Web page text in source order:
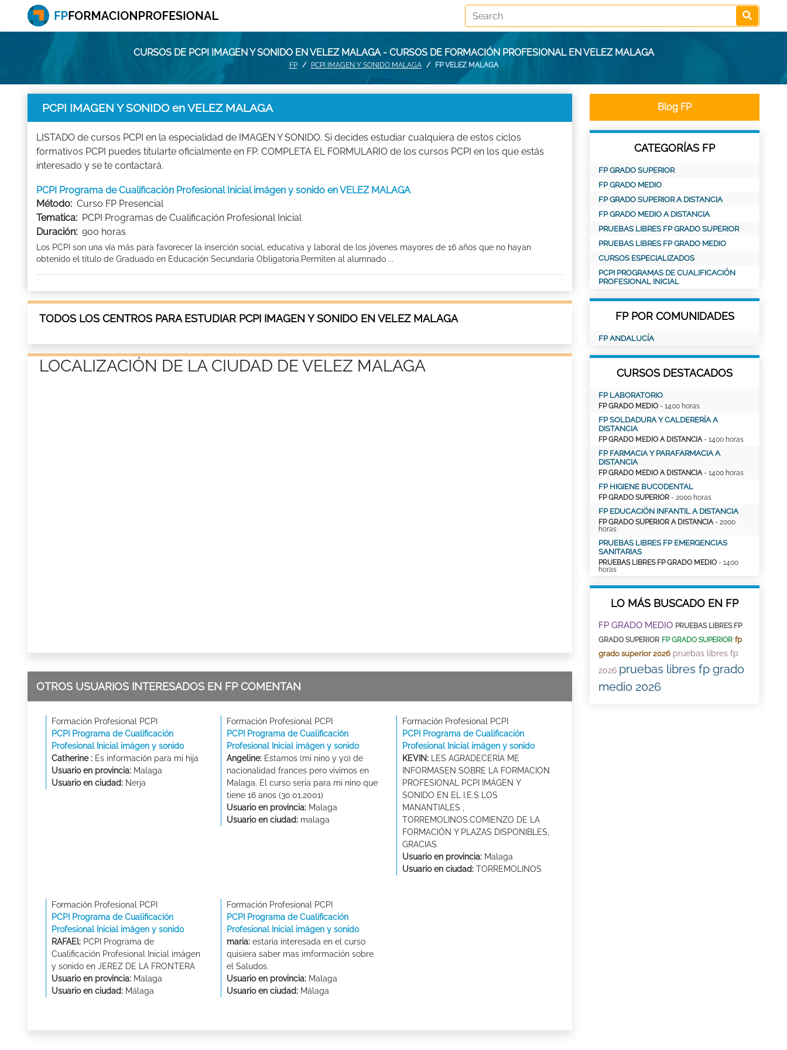
CURSOS DE PCPI IMAGEN Y SONIDO EN VELEZ MALAGA - CURSOS DE FORMACIÓN PROFESIONAL EN VELEZ MALAGA
FP PCPI IMAGEN Y SONIDO MALAGA FP VELEZ MALAGA
PCPI IMAGEN Y SONIDO en VELEZ MALAGA
LISTADO de cursos PCPI en la especialidad de IMAGEN Y SONIDO. Si decides estudiar cualquiera de estos ciclos
formativos PCPI puedes titularte oficialmente en FP. COMPLETA EL FORMULARIO de los cursos PCPI en los que estás
interesado y se te contactará.
PCPI Programa de Cualificación Profesional Inicial imágen y sonido en VELEZ MALAGA
Método: Curso FP Presencial
Tematica: PCPI Programas de Cualificación Profesional Inicial
Duración: 900 horas
Los PCPI son una vía más para favorecer la inserción social, educativa y laboral de los jóvenes mayores de 16 años que no hayan
obtenido el título de Graduado en Educación Secundaria Obligatoria.Permiten al alumnado ...
TODOS LOS CENTROS PARA ESTUDIAR PCPI IMAGEN Y SONIDO EN VELEZ MALAGA
LOCALIZACIÓN DE LA CIUDAD DE VELEZ MALAGA
OTROS USUARIOS INTERESADOS EN FP COMENTAN
Formación Profesional PCPI
PCPI Programa de Cualificación
Profesional Inicial imágen y sonido
Catherine : Es información para mi hija
Usuario en provincia: Malaga
Usuario en ciudad: Nerja
Formación Profesional PCPI
PCPI Programa de Cualificación
Profesional Inicial imágen y sonido
Angeline: Estamos (mi nino y yo) de
nacionalidad frances pero vivimos en
Malaga. El curso seria para mi nino que
tiene 16 anos (30.01.2001)
Usuario en provincia: Malaga
Usuario en ciudad: malaga
Formación Profesional PCPI
PCPI Programa de Cualificación
Profesional Inicial imágen y sonido
KEVIN:LES AGRADECERÍA ME
INFORMASEN SOBRE LA FORMACION
PROFESIONAL PCPI IMÁGEN Y
SONIDO EN EL I.E.S LOS
MANANTIALES ,
TORREMOLINOS.COMIENZO DE LA
FORMACIÓN Y PLAZAS DISPONIBLES,
GRACIAS
Usuario en provincia:Malaga
Usuario en ciudad:TORREMOLINOS
Formación Profesional PCPI
PCPI Programa de Cualificación
Profesional Inicial imágen y sonido
RAFAEl: PCPI Programa de
Cualificación Profesional Inicial imágen
y sonido en JEREZ DE LA FRONTERA
Usuario en provincia: Malaga
Usuario en ciudad: Málaga
Formación Profesional PCPI
PCPI Programa de Cualificación
Profesional Inicial imágen y sonido
maria: estaria interesada en el curso
quisiera saber mas imformación sobre
el Saludos.
Usuario en provincia: Malaga
Usuario en ciudad: Málaga
Blog FP
CATEGORÍAS FP
FP GRADO SUPERIOR
FP GRADO MEDIO
FP GRADO SUPERIOR A DISTANCIA
FP GRADO MEDIO A DISTANCIA
PRUEBAS LIBRES FP GRADO SUPERIOR
PRUEBAS LIBRES FP GRADO MEDIO
CURSOS ESPECIALIZADOS
PCPI PROGRAMAS DE CUALIFICACIÓN
PROFESIONAL INICIAL
FP POR COMUNIDADES
FP ANDALUCÍA
CURSOS DESTACADOS
FP LABORATORIO
FP GRADO MEDIO - 1400 horas
FP SOLDADURA Y CALDERERÍA A
DISTANCIA
FP GRADO MEDIO A DISTANCIA- 1400 horas
FP FARMACIA Y PARAFARMACIA A
DISTANCIA
FP GRADO MEDIO A DISTANCIA- 1400 horas
FP HIGIENE BUCODENTAL
FP GRADO SUPERIOR - 2000 horas
FP EDUCACIÓN INFANTIL A DISTANCIA
FP GRADO SUPERIOR A DISTANCIA- 2000
horas
PRUEBAS LIBRES FP EMERGENCIAS
SANITARIAS
PRUEBAS LIBRES FP GRADO MEDIO - 1400
horas
LO MÁS BUSCADO EN FP
FP GRADO MEDIO PRUEBAS LIBRES FP
GRADO SUPERIOR FP GRADO SUPERIOR fp
grado superior 2026 pruebas libres fp
2026 pruebas libres fp grado
medio 2026